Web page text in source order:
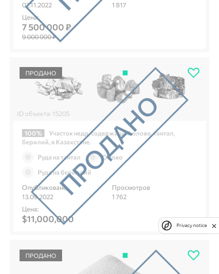
02.11.2022
1 817
Цена:
7 500 000 ₽
9 000 000 ₽
ПРОДАНО
ID объекта: 15205
100%
Участок недр, содержащий олово, тантал,
берилий, в Казахстане.
Руда на тантал
Олово
Руда на бериллий
Опубликовано
13.09.2022
Просмотров
1 762
Цена:
$11,000,000
ПРОДАНО
Privacy notice